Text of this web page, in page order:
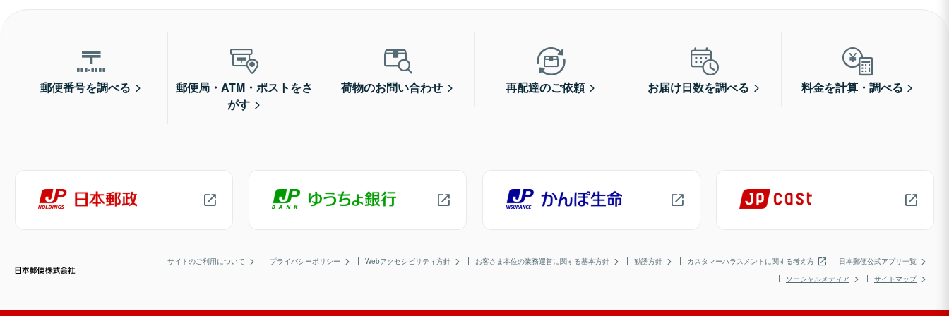
郵便番号を調べる
郵便局・ATM・ポストをさ
がす
荷物のお問い合わせ 再配達のご依頼 お届け日数を調べる 料金を計算・調べる
サイトのご利用について プライバシーポリシー Webアクセシビリティ方針 お客さま本位の業務運営に関する基本方針 勧誘方針 カスタマーハラスメントに関する考え方
日本郵便公式アプリ一覧
ソーシャルメディア
サイトマップ